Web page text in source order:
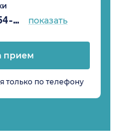
+7 (904) 954-03-86 показать
прием
только по телефону